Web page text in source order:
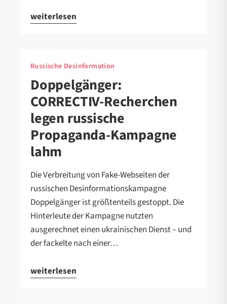
weiterlesen
Russische Desinformation
Doppelgänger:
CORRECTIV-Recherchen
legen russische
Propaganda-Kampagne
lahm
Die Verbreitung von Fake-Webseiten der
russischen Desinformationskampagne
Doppelgänger ist größtenteils gestoppt. Die
Hinterleute der Kampagne nutzten
ausgerechnet einen ukrainischen Dienst – und
der fackelte nach einer…
weiterlesen